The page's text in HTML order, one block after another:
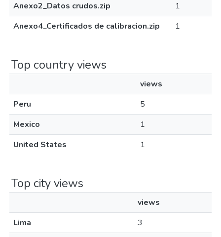
Anexo2_Datos crudos.zip
1
Anexo4_Certificados de calibracion.zip
1
Top country views
views
Peru
5
Mexico
1
United States
1
Top city views
views
Lima
3